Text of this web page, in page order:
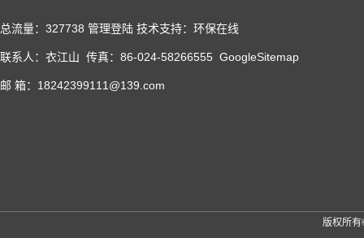
总流量：327738 管理登陆 技术支持： 环保在线
联系人：衣江山 传真：86-024-58266555 GoogleSitemap
邮 箱：18242399111@139.com
版权所